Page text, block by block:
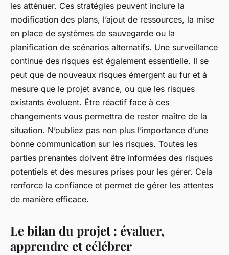
les atténuer. Ces stratégies peuvent inclure la
modification des plans, l’ajout de ressources, la mise
en place de systèmes de sauvegarde ou la
planification de scénarios alternatifs. Une surveillance
continue des risques est également essentielle. Il se
peut que de nouveaux risques émergent au fur et à
mesure que le projet avance, ou que les risques
existants évoluent. Être réactif face à ces
changements vous permettra de rester maître de la
situation. N’oubliez pas non plus l’importance d’une
bonne communication sur les risques. Toutes les
parties prenantes doivent être informées des risques
potentiels et des mesures prises pour les gérer. Cela
renforce la confiance et permet de gérer les attentes
de manière efficace.
Le bilan du projet : évaluer,
apprendre et célébrer